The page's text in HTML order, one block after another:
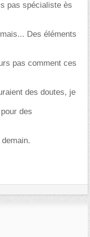
pas spécialiste ès
Des éléments
pas comment ces
des doutes, je
des